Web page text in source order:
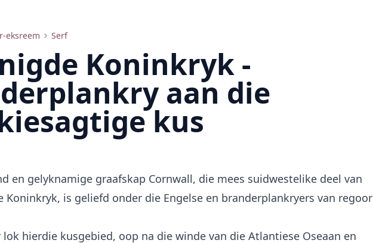
eksreem Serf
Koninkryk -
aan die
kus
en gelyknamige graafskap Cornwall, die mees suidwestelike deel van
Koninkryk, is geliefd onder die Engelse en branderplankryers van regoor
hierdie kusgebied, oop na die winde van die Atlantiese Oseaan en